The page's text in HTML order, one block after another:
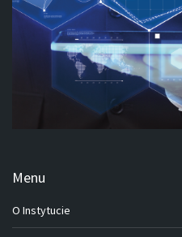
Menu
O Instytucie